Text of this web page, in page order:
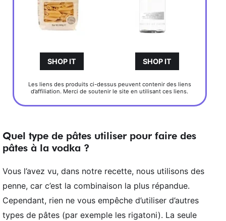
SHOP IT SHOP IT
Les liens des produits ci-dessus peuvent contenir des liens
d’affiliation. Merci de soutenir le site en utilisant ces liens.
Quel type de pâtes utiliser pour faire des
pâtes à la vodka ?
Vous l’avez vu, dans notre recette, nous utilisons des
penne, car c’est la combinaison la plus répandue.
Cependant, rien ne vous empêche d’utiliser d’autres
types de pâtes (par exemple les rigatoni). La seule